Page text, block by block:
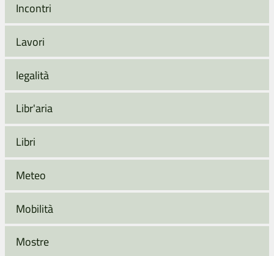
Incontri
Lavori
legalità
Libr'aria
Libri
Meteo
Mobilità
Mostre